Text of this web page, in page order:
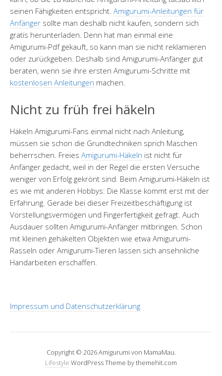
seinen Fähigkeiten entspricht. Amigurumi-Anleitungen für
Anfänger sollte man deshalb nicht kaufen, sondern sich
gratis herunterladen. Denn hat man einmal eine
Amigurumi-Pdf gekauft, so kann man sie nicht reklamieren
oder zurückgeben. Deshalb sind Amigurumi-Anfänger gut
beraten, wenn sie ihre ersten Amigurumi-Schritte mit
kostenlosen Anleitungen machen.
Nicht zu früh frei häkeln
Häkeln Amigurumi-Fans einmal nicht nach Anleitung,
müssen sie schon die Grundtechniken sprich Maschen
beherrschen. Freies Amigurumi-Häkeln ist nicht für
Anfänger gedacht, weil in der Regel die ersten Versuche
weniger von Erfolg gekrönt sind. Beim Amigurumi-Häkeln ist
es wie mit anderen Hobbys: Die Klasse kommt erst mit der
Erfahrung. Gerade bei dieser Freizeitbeschäftigung ist
Vorstellungsvermögen und Fingerfertigkeit gefragt. Auch
Ausdauer sollten Amigurumi-Anfänger mitbringen. Schon
mit kleinen gehäkelten Objekten wie etwa Amigurumi-
Rasseln oder Amigurumi-Tieren lassen sich ansehnliche
Handarbeiten erschaffen.
Impressum und Datenschutzerklärung
Copyright © 2026 Amigurumi von MamaMau.
Lifestyle WordPress Theme by themehit.com